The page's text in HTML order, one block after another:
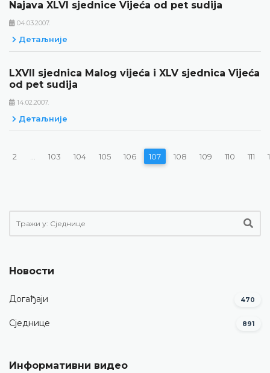
Najava XLVI sjednice Vijeća od pet sudija
04.03.2007.
Детаљније
LXVII sjednica Malog vijeća i XLV sjednica Vijeća
od pet sudija
14.02.2007.
Детаљније
2 103 104 105 106 107 108 109 110 111
Новости
Догађаји 470
Сједнице 891
Информативни видео